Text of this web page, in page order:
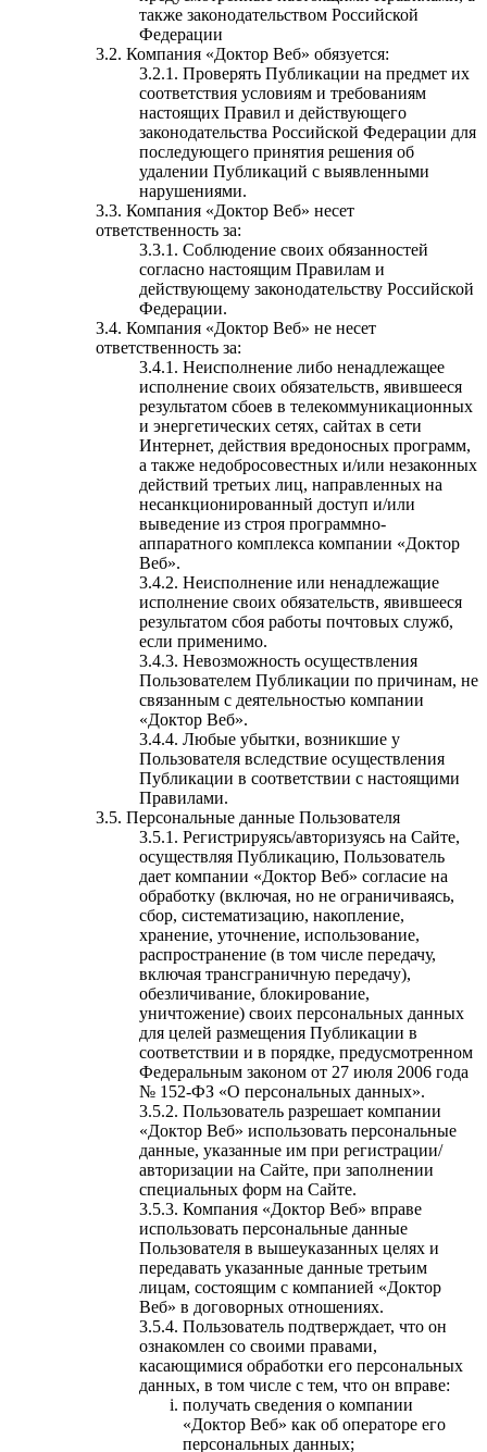
также законодательством Российской
Федерации
Компания «Доктор Веб» обязуется:
Проверять Публикации на предмет их
соответствия условиям и требованиям
настоящих Правил и действующего
законодательства Российской Федерации для
последующего принятия решения об
удалении Публикаций с выявленными
нарушениями.
Компания «Доктор Веб» несет
ответственность за:
Соблюдение своих обязанностей
согласно настоящим Правилам и
действующему законодательству Российской
Федерации.
Компания «Доктор Веб» не несет
ответственность за:
Неисполнение либо ненадлежащее
исполнение своих обязательств, явившееся
результатом сбоев в телекоммуникационных
и энергетических сетях, сайтах в сети
Интернет, действия вредоносных программ,
а также недобросовестных и/или незаконных
действий третьих лиц, направленных на
несанкционированный доступ и/или
выведение из строя программно-
аппаратного комплекса компании «Доктор
Веб».
Неисполнение или ненадлежащие
исполнение своих обязательств, явившееся
результатом сбоя работы почтовых служб,
если применимо.
Невозможность осуществления
Пользователем Публикации по причинам, не
связанным с деятельностью компании
«Доктор Веб».
Любые убытки, возникшие у
Пользователя вследствие осуществления
Публикации в соответствии с настоящими
Правилами.
Персональные данные Пользователя
Регистрируясь/авторизуясь на Сайте,
осуществляя Публикацию, Пользователь
дает компании «Доктор Веб» согласие на
обработку (включая, но не ограничиваясь,
сбор, систематизацию, накопление,
хранение, уточнение, использование,
распространение (в том числе передачу,
включая трансграничную передачу),
обезличивание, блокирование,
уничтожение) своих персональных данных
для целей размещения Публикации в
соответствии и в порядке, предусмотренном
Федеральным законом от 27 июля 2006 года
№ 152-ФЗ «О персональных данных».
Пользователь разрешает компании
«Доктор Веб» использовать персональные
данные, указанные им при регистрации/
авторизации на Сайте, при заполнении
специальных форм на Сайте.
Компания «Доктор Веб» вправе
использовать персональные данные
Пользователя в вышеуказанных целях и
передавать указанные данные третьим
лицам, состоящим с компанией «Доктор
Веб» в договорных отношениях.
Пользователь подтверждает, что он
ознакомлен со своими правами,
касающимися обработки его персональных
данных, в том числе с тем, что он вправе:
получать сведения о компании
«Доктор Веб» как об операторе его
персональных данных;